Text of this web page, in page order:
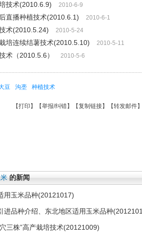
技术(2010.6.9) 2010-6-9
直播种植技术(2010.6.1) 2010-6-1
术(2010.5.24) 2010-5-24
培连续结薯技术(2010.5.10) 2010-5-11
术（2010.5.6） 2010-5-6
豆 沟垄 种植技术
【打印 】【举报/纠错】【复制链接】【转发邮件
的新闻
用玉米品种(20121017)
进品种介绍、东北地区适用玉米品种
三株”高产栽培技术(20121009)